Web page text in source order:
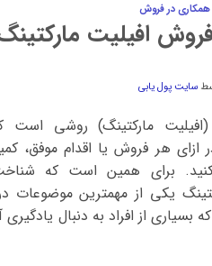
در فروش
افیلیت
سایت پول یابی
مارکتینگ) روشی است
ازای هر فروش یا اقدام موفق،
برای همین است که
یکی از مهمترین موضوعات
بسیاری از افراد به دنبال